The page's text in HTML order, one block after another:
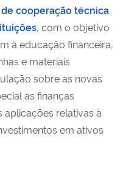
cooperação técnica
, com o objetivo
à educação financeira,
e materiais
sobre as novas
as finanças
aplicações relativas à
em ativos